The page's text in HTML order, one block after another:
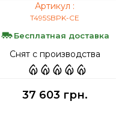
Артикул :
T495SBPK-CE
Бесплатная доставка
Снят с производства
37 603 грн.